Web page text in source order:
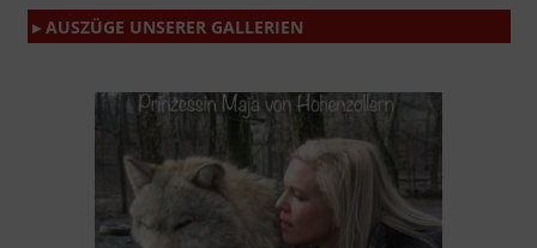
▸ AUSZÜGE UNSERER GALLERIEN